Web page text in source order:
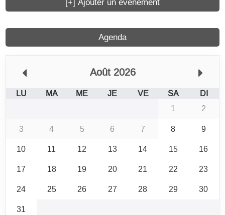
Agenda
Août 2026
LU MA ME JE VE SA
DI
1
2
3
4 5 6 7 8
9
10
11 12 13 14 15
16
17
18 19 20 21 22
23
24
25 26 27 28 29
30
31
[+] Ajouter un évènement